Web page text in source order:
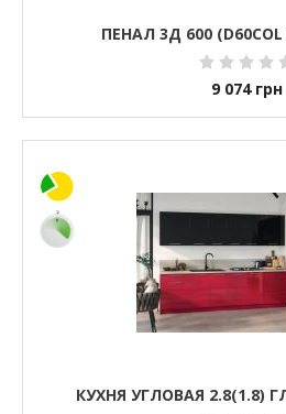
ПЕНАЛ 3Д 600
9 074 грн
КУХНЯ УГЛОВАЯ 2.8(1.8)